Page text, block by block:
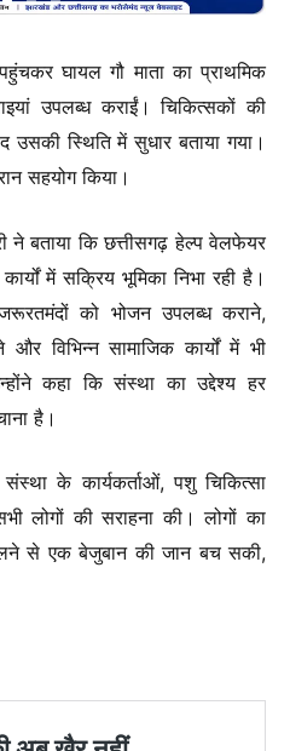
घायल गौ माता का प्राथमिक
उपलब्ध कराईं। चिकित्सकों की
उसकी स्थिति में सुधार बताया गया।
सहयोग किया।
ने बताया कि छत्तीसगढ़ हेल्प वेलफेयर
में सक्रिय भूमिका निभा रही है।
को भोजन उपलब्ध कराने,
विभिन्न सामाजिक कार्यों में भी
कहा कि संस्था का उद्देश्य हर
है।
के कार्यकर्ताओं, पशु चिकित्सा
लोगों की सराहना की। लोगों का
से एक बेजुबान की जान बच सकी,